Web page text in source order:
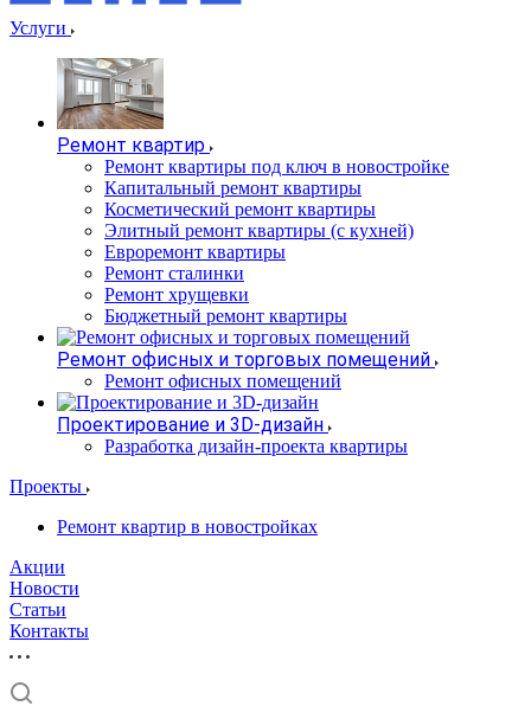
Услуги
Ремонт квартир
Ремонт квартиры под ключ в новостройке
Капитальный ремонт квартиры
Косметический ремонт квартиры
Элитный ремонт квартиры (с кухней)
Евроремонт квартиры
Ремонт сталинки
Ремонт хрущевки
Бюджетный ремонт квартиры
Ремонт офисных и торговых помещений
Ремонт офисных помещений
Проектирование и 3D-дизайн
Разработка дизайн-проекта квартиры
Проекты
Ремонт квартир в новостройках
Акции
Новости
Статьи
Контакты